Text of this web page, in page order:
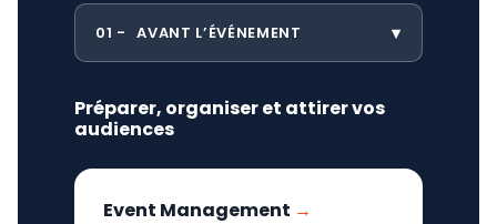
01 AVANT L’ÉVÉNEMENT
Préparer, organiser et attirer vos
audiences
Event Management